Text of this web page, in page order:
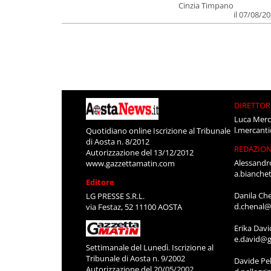
Cinzia Timpano
il 07/08/
Quotidiano online Iscrizione al Tribunale
di Aosta n. 8/2012
Autorizzazione del 13/12/2012
www.gazzettamatin.com
Editore
LG PRESSE S.R.L.
via Festaz, 52 11100 AOSTA
Settimanale del Lunedì. Iscrizione al
Tribunale di Aosta n. 9/2002
Luca
Danila
Erika
Davide